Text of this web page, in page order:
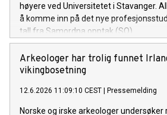
høyere ved Universitetet i Stavanger.
å komme inn på det nye
tall fra Samordna opptak (SO).
Arkeologer har trolig funnet
vikingbosetning
12.6.2026 11:09:10 CEST | Pressemelding
Norske og irske arkeologer